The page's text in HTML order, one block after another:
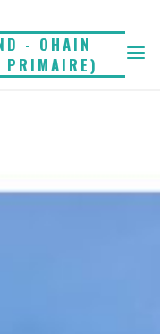
- OHAIN
PRIMAIRE)